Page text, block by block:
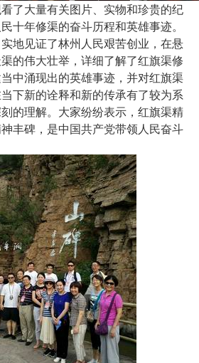
了大量有关图片、实物和珍贵的纪
十年修渠的奋斗历程和英雄事迹。
地见证了林州人民艰苦创业，在悬
的伟大壮举，详细了解了红旗渠修
中涌现出的英雄事迹，并对红旗渠
下新的诠释和新的传承有了较为系
的理解。大家纷纷表示，红旗渠精
丰碑，是中国共产党带领人民奋斗